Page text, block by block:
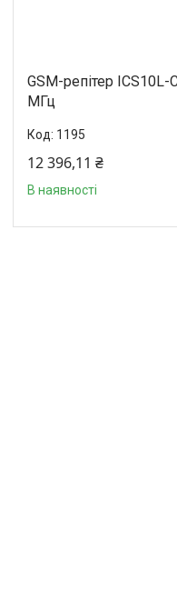
GSM-репітер
МГц
1195
12 396,11 ₴
В наявності